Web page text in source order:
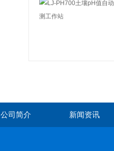
公司简介 新闻资讯